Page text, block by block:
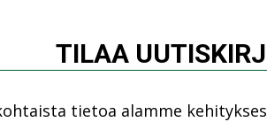
helpottaa arkea, ei
monimutkaistaa
TILAA
tietoa alamme